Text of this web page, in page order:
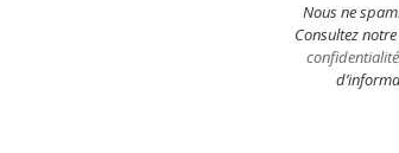
Nous ne
Consultez notre
confidentialité